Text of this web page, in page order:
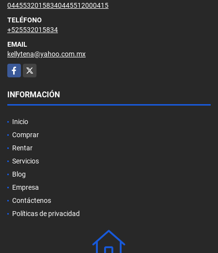
04455320158340445512000415
TELÉFONO
+525532015834
EMAIL
kellytena@yahoo.com.mx
Facebook
X
INFORMACIÓN
Inicio
Comprar
Rentar
Servicios
Blog
Empresa
Contáctenos
Políticas de privacidad